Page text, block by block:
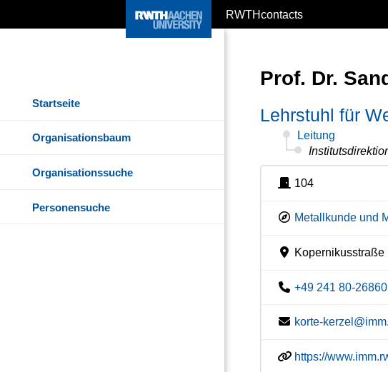
RWTHcontacts
Startseite
Organisationsbaum
Organisationssuche
Personensuche
Prof. Dr.
Lehrstuhl für
Leitung
104
Metallkunde und
Kopernikusstraße
+49 241 80-26860
korte-
https://